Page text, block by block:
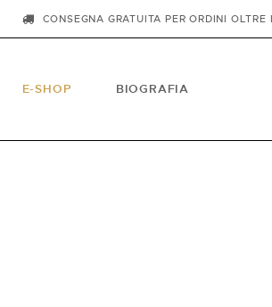
CONSEGNA GRATUITA PER ORDINI
E-SHOP BIOGRAFIA